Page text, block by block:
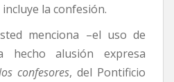
la confesión.
menciona –el uso de
hecho alusión expresa
confesores, del Pontificio